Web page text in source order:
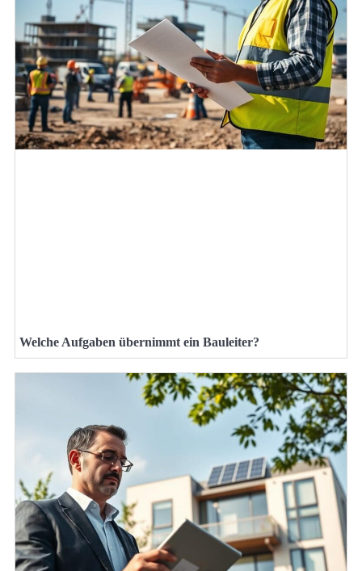
Welche Aufgaben übernimmt ein Bauleiter?